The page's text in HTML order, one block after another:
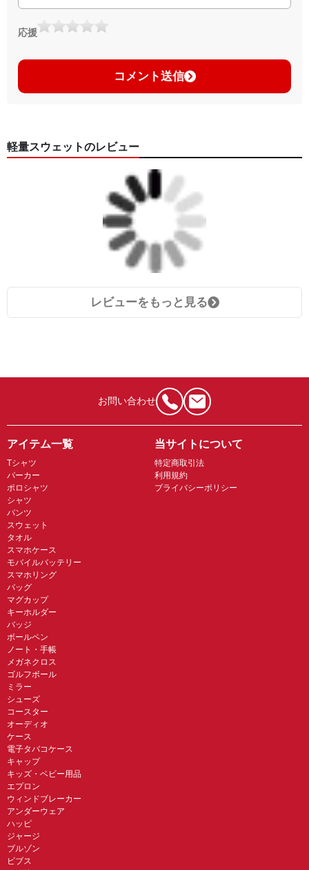
応援
コメント送信
軽量スウェットのレビュー
レビューをもっと見る
お問い合わせ
アイテム一覧
Tシャツ
パーカー
ポロシャツ
シャツ
パンツ
スウェット
タオル
スマホケース
モバイルバッテリー
スマホリング
バッグ
マグカップ
キーホルダー
バッジ
ボールペン
ノート・手帳
メガネクロス
ゴルフボール
ミラー
シューズ
コースター
オーディオ
ケース
電子タバコケース
キャップ
キッズ・ベビー用品
エプロン
ウィンドブレーカー
アンダーウェア
ハッピ
ジャージ
ブルゾン
ビブス
当サイトについて
特定商取引法
利用規約
プライバシーポリシー